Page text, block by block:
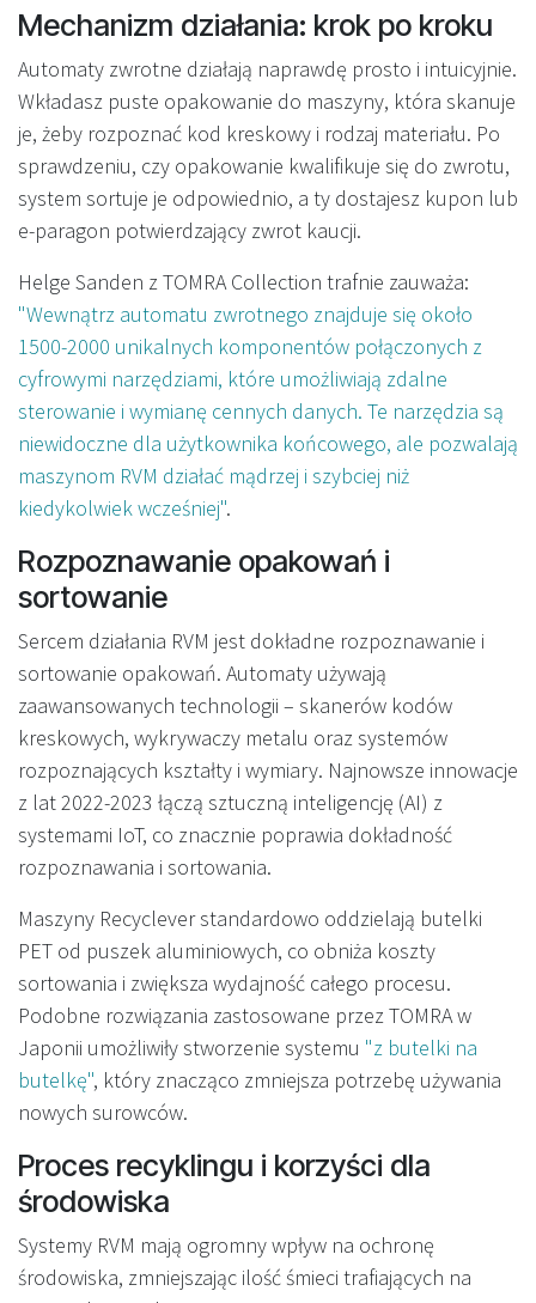
Mechanizm działania: krok po kroku
Automaty zwrotne działają naprawdę prosto i intuicyjnie.
Wkładasz puste opakowanie do maszyny, która skanuje
je, żeby rozpoznać kod kreskowy i rodzaj materiału. Po
sprawdzeniu, czy opakowanie kwalifikuje się do zwrotu,
system sortuje je odpowiednio, a ty dostajesz kupon lub
e-paragon potwierdzający zwrot kaucji.
Helge Sanden z TOMRA Collection trafnie zauważa:
"Wewnątrz automatu zwrotnego znajduje się około
1500-2000 unikalnych komponentów połączonych z
cyfrowymi narzędziami, które umożliwiają zdalne
sterowanie i wymianę cennych danych. Te narzędzia są
niewidoczne dla użytkownika końcowego, ale pozwalają
maszynom RVM działać mądrzej i szybciej niż
kiedykolwiek wcześniej".
Rozpoznawanie opakowań i
sortowanie
Sercem działania RVM jest dokładne rozpoznawanie i
sortowanie opakowań. Automaty używają
zaawansowanych technologii – skanerów kodów
kreskowych, wykrywaczy metalu oraz systemów
rozpoznających kształty i wymiary. Najnowsze innowacje
z lat 2022-2023 łączą sztuczną inteligencję (AI) z
systemami IoT, co znacznie poprawia dokładność
rozpoznawania i sortowania.
Maszyny Recyclever standardowo oddzielają butelki
PET od puszek aluminiowych, co obniża koszty
sortowania i zwiększa wydajność całego procesu.
Podobne rozwiązania zastosowane przez TOMRA w
Japonii umożliwiły stworzenie systemu "z butelki na
butelkę", który znacząco zmniejsza potrzebę używania
nowych surowców.
Proces recyklingu i korzyści dla
środowiska
Systemy RVM mają ogromny wpływ na ochronę
środowiska, zmniejszając ilość śmieci trafiających na